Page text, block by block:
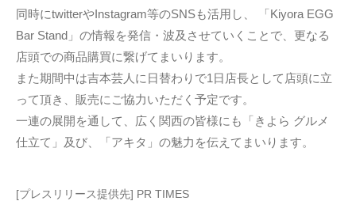
同時にtwitterやInstagram等のSNSも活用し、 「Kiyora EGG
Bar Stand」の情報を発信・波及させていくことで、更なる
店頭での商品購買に繋げてまいります。
また期間中は吉本芸人に日替わりで1日店長として店頭に立
って頂き、販売にご協力いただく予定です。
一連の展開を通して、広く関西の皆様にも「きよら グルメ
仕立て」及び、「アキタ」の魅力を伝えてまいります。
[プレスリリース提供先] PR TIMES